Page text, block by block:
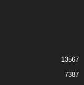
13567
7387